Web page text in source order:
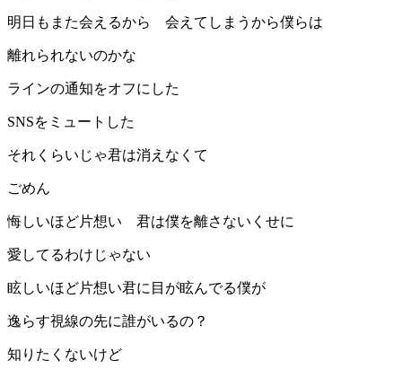
明日もまた会えるから 会えてしまうから僕らは
離れられないのかな
ラインの通知をオフにした
SNSをミュートした
それくらいじゃ君は消えなくて
ごめん
悔しいほど片想い 君は僕を離さないくせに
愛してるわけじゃない
眩しいほど片想い君に目が眩んでる僕が
逸らす視線の先に誰がいるの？
知りたくないけど